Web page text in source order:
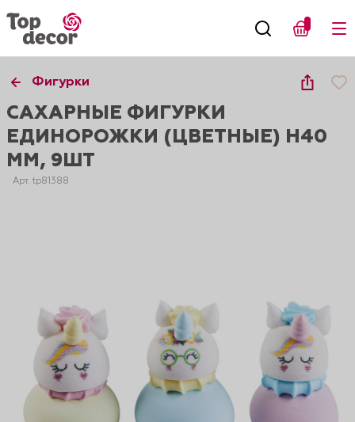
Фигурки
САХАРНЫЕ ФИГУРКИ
ЕДИНОРОЖКИ (ЦВЕТНЫЕ) H40
ММ, 9ШТ
Арт. tp81388